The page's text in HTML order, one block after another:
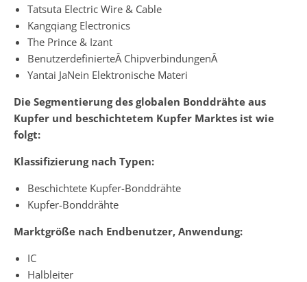
Tatsuta Electric Wire & Cable
Kangqiang Electronics
The Prince & Izant
BenutzerdefinierteÂ ChipverbindungenÂ
Yantai JaNein Elektronische Materi
Die Segmentierung des globalen Bonddrähte aus
Kupfer und beschichtetem Kupfer Marktes ist wie
folgt:
Klassifizierung nach Typen:
Beschichtete Kupfer-Bonddrähte
Kupfer-Bonddrähte
Marktgröße nach Endbenutzer, Anwendung:
IC
Halbleiter